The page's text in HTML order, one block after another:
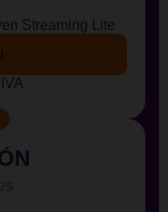
Streaming Lite